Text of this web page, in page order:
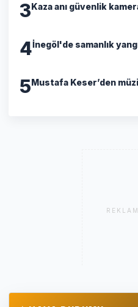
3Kaza anı güvenlik
4İnegöl'de samanlık
5Mustafa Keser’den